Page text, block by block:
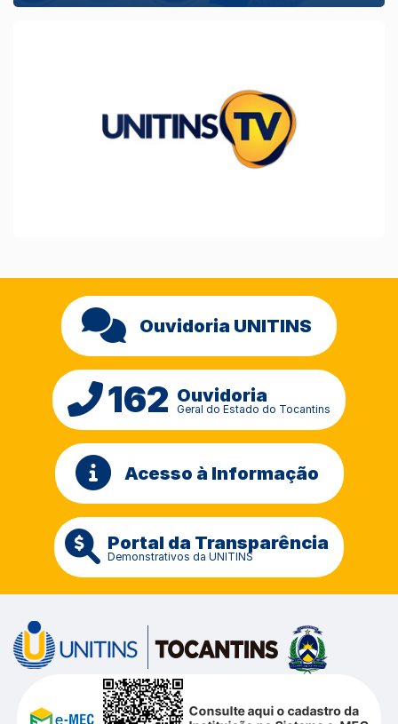
Ouvidoria UNITINS
162 Ouvidoria
Geral do Estado do Tocantins
Acesso à Informação
Portal da Transparência
Demonstrativos da UNITINS